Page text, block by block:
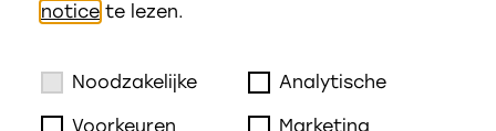
notice te lezen.
Noodzakelijke Analytische
Voorkeuren Marketing